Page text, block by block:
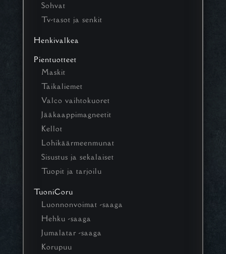
Sohvat
Tv-tasot ja senkit
Henkivalkea
Pientuotteet
Maskit
Taikaliemet
Valco vaihtokuoret
Jääkaappimagneetit
Kellot
Lohikäärmeenmunat
Sisustus ja sekalaiset
Tuopit ja tarjoilu
TuoniCoru
Luonnonvoimat -saaga
Hehku -saaga
Jumalatar -saaga
Korupuu